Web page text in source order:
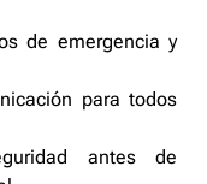
de emergencia y
para todos
antes de